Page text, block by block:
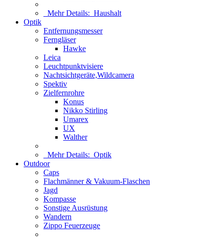
Mehr Details: Haushalt
Optik
Entfernungsmesser
Ferngläser
Hawke
Leica
Leuchtpunktvisiere
Nachtsichtgeräte,Wildcamera
Spektiv
Zielfernrohre
Konus
Nikko Stirling
Umarex
UX
Walther
Mehr Details: Optik
Outdoor
Caps
Flachmänner & Vakuum-Flaschen
Jagd
Kompasse
Sonstige Ausrüstung
Wandern
Zippo Feuerzeuge